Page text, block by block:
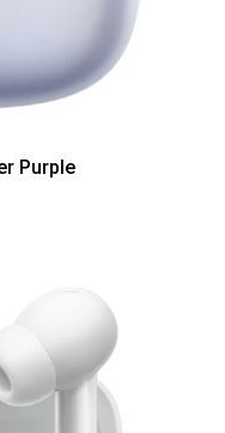
Purple